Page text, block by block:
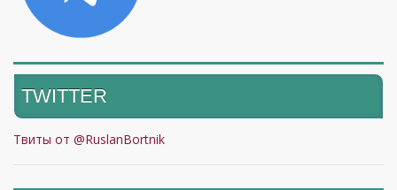
TWITTER
Твиты от @RuslanBortnik